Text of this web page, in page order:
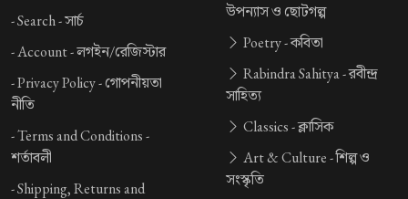
-Search -সার্চ
-Account -লগইন/রেজিস্টার
-Privacy Policy -গোপনীয়তা
নীতি
-Terms and Conditions -
শর্তাবলী
-Shipping, Returns and
উপন্যাস ও ছোটগল্প
Poetry -কবিতা
Rabindra Sahitya -রবীন্দ্র
সাহিত্য
Classics -ক্লাসিক
Art & Culture -শিল্প ও
সংস্কৃতি